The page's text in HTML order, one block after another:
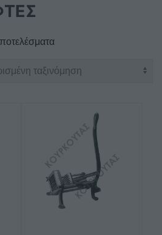
πολλαπλές
παραλλαγές.